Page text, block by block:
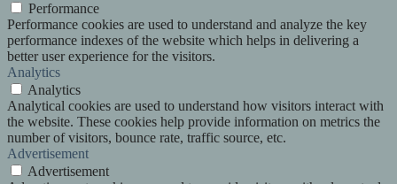
Performance
Performance cookies are used to understand and analyze the key
performance indexes of the website which helps in delivering a
better user experience for the visitors.
Analytics
Analytics
Analytical cookies are used to understand how visitors interact with
the website. These cookies help provide information on metrics the
number of visitors, bounce rate, traffic source, etc.
Advertisement
Advertisement